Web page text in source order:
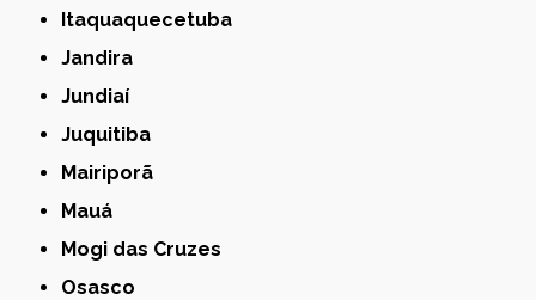
Itaquaquecetuba
Jandira
Jundiaí
Juquitiba
Mairiporã
Mauá
Mogi das Cruzes
Osasco